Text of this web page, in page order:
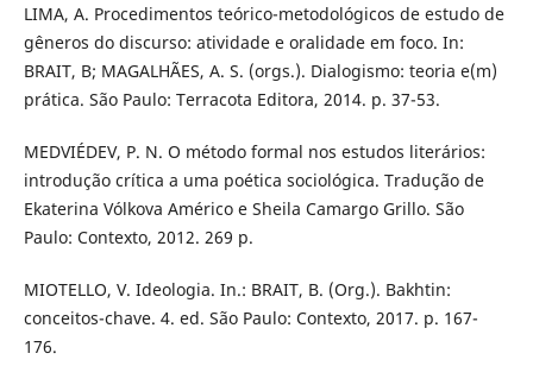
LIMA, A. Procedimentos teórico-metodológicos de estudo de
gêneros do discurso: atividade e oralidade em foco. In:
BRAIT, B; MAGALHÃES, A. S. (orgs.). Dialogismo: teoria e(m)
prática. São Paulo: Terracota Editora, 2014. p. 37-53.
MEDVIÉDEV, P. N. O método formal nos estudos literários:
introdução crítica a uma poética sociológica. Tradução de
Ekaterina Vólkova Américo e Sheila Camargo Grillo. São
Paulo: Contexto, 2012. 269 p.
MIOTELLO, V. Ideologia. In.: BRAIT, B. (Org.). Bakhtin:
conceitos-chave. 4. ed. São Paulo: Contexto, 2017. p. 167-
176.